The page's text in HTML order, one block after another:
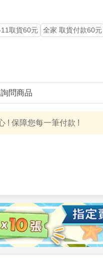
取貨60元
全家 取貨付款60元
詢問商品
! 保障您每一筆付款 !